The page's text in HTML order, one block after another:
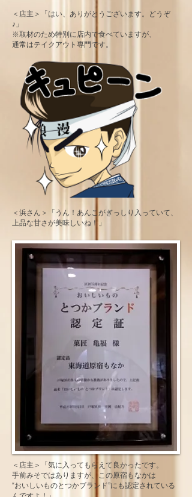
＜店主＞「はい、ありがとうございます。どうぞ
♪」
※取材のため特別に店内で食べていますが、
通常はテイクアウト専門です。
＜浜さん＞「うん！あんこがぎっしり入っていて、
上品な甘さが美味しいね！」
＜店主＞「気に入ってもらえて良かったです。
手前みそではありますが、この原宿もなかは
“おいしいものとつかブランド”にも認定されている